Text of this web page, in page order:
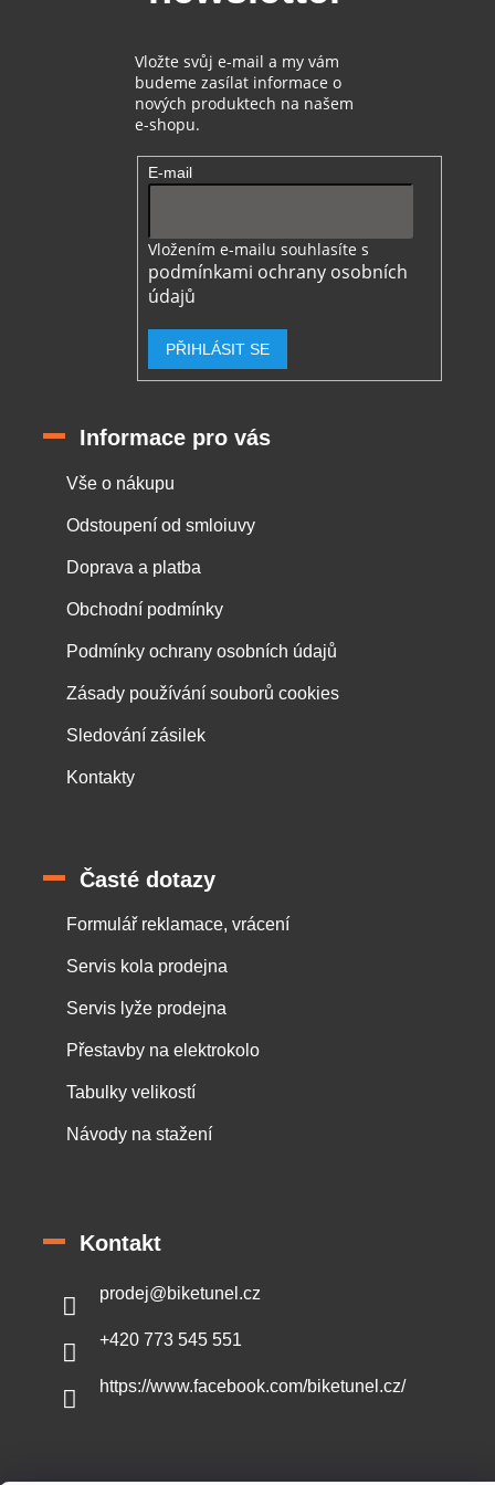
ý
p
i
Vložte svůj e-mail a my vám
budeme zasílat informace o
nových produktech na našem
e-shopu.
E-mail
Vložením e-mailu souhlasíte s
podmínkami ochrany osobních
údajů
PŘIHLÁSIT SE
Informace pro vás
Vše o nákupu
Odstoupení od smloiuvy
Doprava a platba
Obchodní podmínky
Podmínky ochrany osobních údajů
Zásady používání souborů cookies
Sledování zásilek
Kontakty
Časté dotazy
Formulář reklamace, vrácení
Servis kola prodejna
Servis lyže prodejna
Přestavby na elektrokolo
Tabulky velikostí
Návody na stažení
Kontakt
prodej@biketunel.cz
+420 773 545 551
https://www.facebook.com/biketunel.cz/